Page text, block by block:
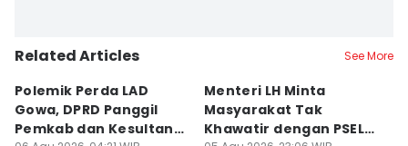
Related Articles See More
Polemik Perda LAD
Gowa, DPRD Panggil
Pemkab dan Kesultanan
Menteri LH Minta
Masyarakat Tak
Khawatir dengan PSEL